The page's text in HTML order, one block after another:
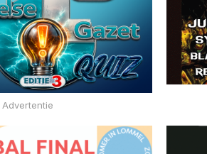
Advertentie